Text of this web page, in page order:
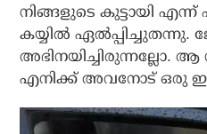
നിങ്ങളുടെ കുട്ടായി
കയ്യില്‍
അഭിനയിച്ചിരുന്നല്ലോ.
എനിക്ക് അവനോട് ഒരു